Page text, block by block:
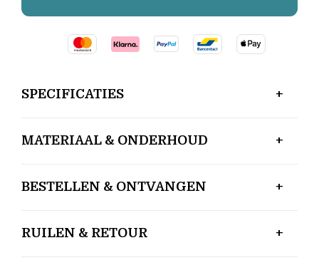
SPECIFICATIES
MATERIAAL & ONDERHOUD
BESTELLEN & ONTVANGEN
RUILEN & RETOUR